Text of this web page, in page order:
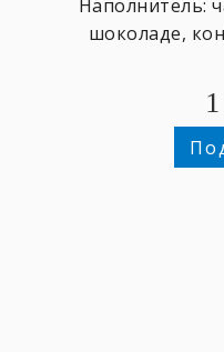
Наполнитель:
шоколаде,